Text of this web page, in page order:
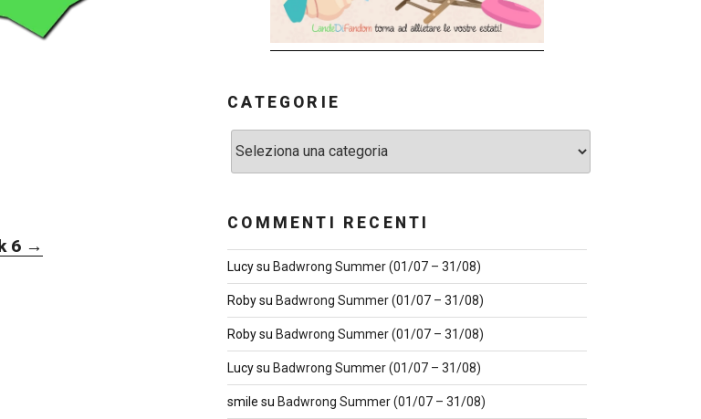
6 →
CATEGORIE
COMMENTI RECENTI
Lucysu Badwrong Summer (01/07 – 31/08)
Robysu Badwrong Summer (01/07 – 31/08)
Robysu Badwrong Summer (01/07 – 31/08)
Lucysu Badwrong Summer (01/07 – 31/08)
smile su Badwrong Summer (01/07 – 31/08)